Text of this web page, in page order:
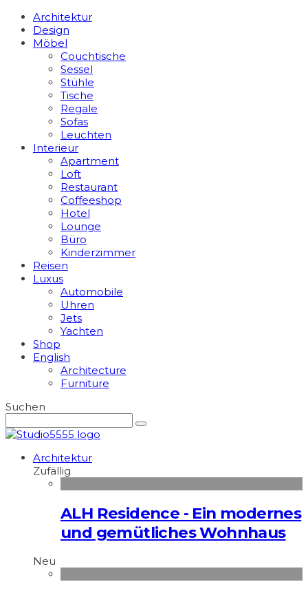
Architektur
Design
Möbel
Couchtische
Sessel
Stühle
Tische
Regale
Sofas
Leuchten
Interieur
Apart­ment
Loft
Restaurant
Coffeeshop
Hotel
Lounge
Büro
Kinderzimmer
Reisen
Luxus
Automobile
Uhren
Jets
Yachten
Shop
English
Architecture
Furniture
Suchen
Architektur
Zufällig
ALH Residence - Ein modernes
und gemütliches Wohnhaus
Neu